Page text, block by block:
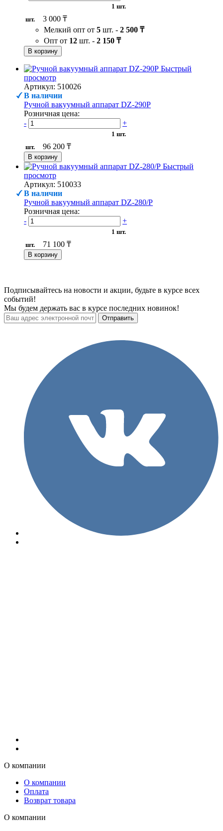
1 шт.
шт.
3 000 ₸
Мелкий опт от 5 шт. - 2 500 ₸
Опт от 12 шт. - 2 150 ₸
В корзину
Быстрый
просмотр
Артикул: 510026
В наличии
Ручной вакуумный аппарат DZ-290P
Розничная цена:
-
+
1 шт.
шт.
96 200 ₸
В корзину
Быстрый
просмотр
Артикул: 510033
В наличии
Ручной вакуумный аппарат DZ-280/P
Розничная цена:
-
+
1 шт.
шт.
71 100 ₸
В корзину
Подписывайтесь на новости и акции, будьте в курсе всех
событий!
Мы будем держать вас в курсе последних новинок!
О компании
О компании
Оплата
Возврат товара
О компании